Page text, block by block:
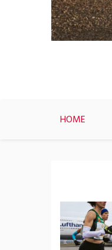
HOME